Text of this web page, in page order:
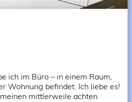
ich im Büro – in einem Raum,
Wohnung befindet. Ich liebe es!
mittlerweile achten